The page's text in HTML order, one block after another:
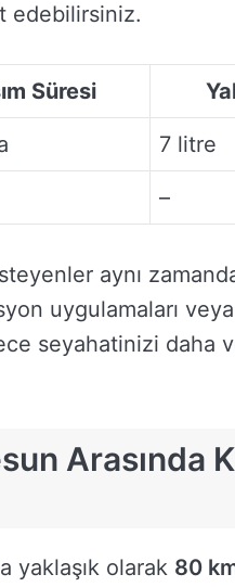
edebilirsiniz.
Süresi
7 litre
–
aynı
uygulamaları
seyahatinizi daha
Arasında
yaklaşık olarak 80